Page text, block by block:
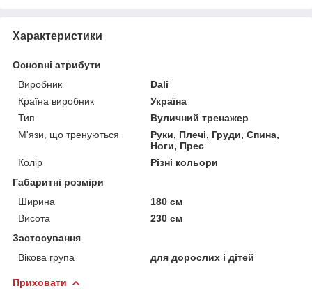
Характеристики
Основні атрибути
Виробник
Dali
Країна виробник
Україна
Тип
Вуличний тренажер
М'язи, що тренуються
Руки, Плечі, Груди, Спина,
Ноги, Прес
Колір
Різні кольори
Габаритні розміри
Ширина
180 см
Висота
230 см
Застосування
Вікова група
для дорослих і дітей
Приховати